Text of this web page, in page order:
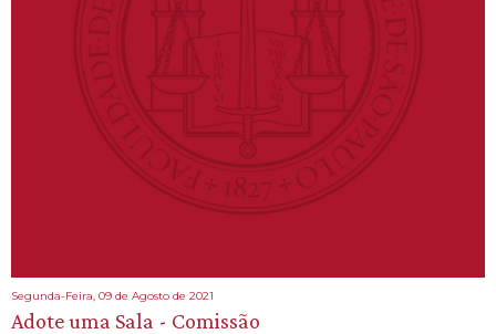
Segunda-Feira, 09 de Agosto de 2021
Adote uma Sala - Comissão